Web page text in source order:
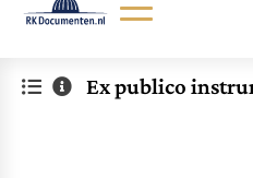
DocumentenEx publico